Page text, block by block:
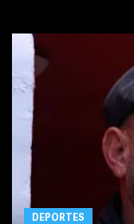
DEPORTES